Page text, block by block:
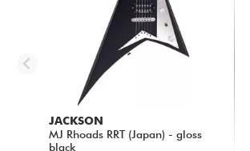
JACKSON
MJ Rhoads RRT (Japan) - gloss
black